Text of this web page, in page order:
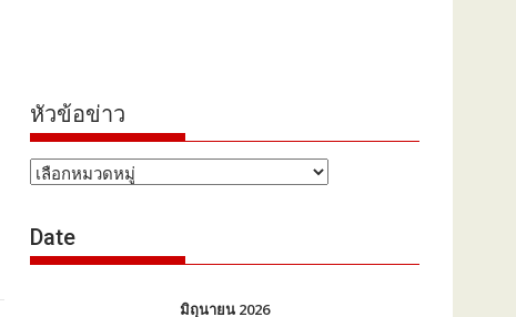
หัวข้อข่าว
หัวข้อ
Date
มิถุนายน 2026